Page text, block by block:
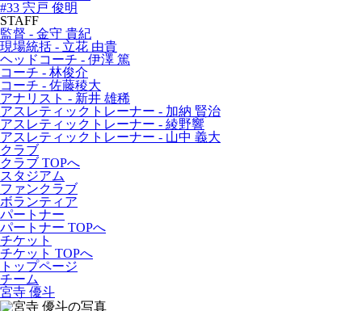
#33 宍戸 俊明
STAFF
監督 - 金守 貴紀
現場統括 - 立花 由貴
ヘッドコーチ - 伊澤 篤
コーチ - 林俊介
コーチ - 佐藤稜大
アナリスト - 新井 雄稀
アスレティックトレーナー - 加納 賢治
アスレティックトレーナー - 綾野響
アスレティックトレーナー - 山中 義大
クラブ
クラブ TOPへ
スタジアム
ファンクラブ
ボランティア
パートナー
パートナー TOPへ
チケット
チケット TOPへ
トップページ
チーム
宮寺 優斗